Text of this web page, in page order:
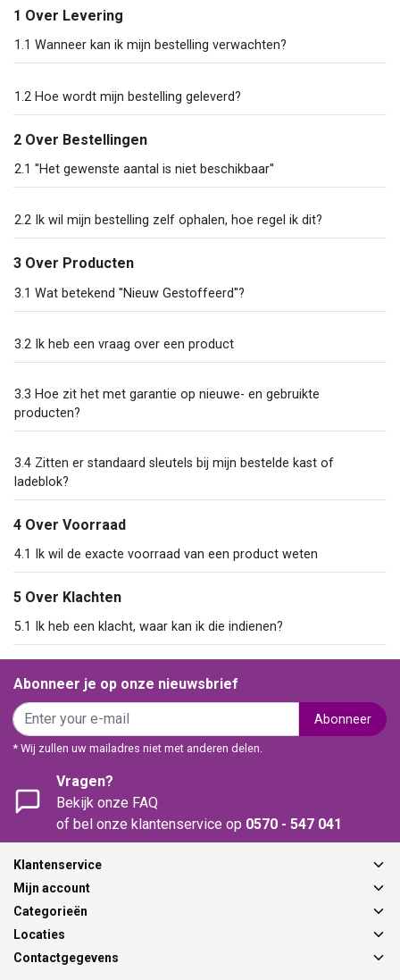
1 Over Levering
1.1 Wanneer kan ik mijn bestelling verwachten?
1.2 Hoe wordt mijn bestelling geleverd?
2 Over Bestellingen
2.1 ''Het gewenste aantal is niet beschikbaar''
2.2 Ik wil mijn bestelling zelf ophalen, hoe regel ik dit?
3 Over Producten
3.1 Wat betekend ''Nieuw Gestoffeerd''?
3.2 Ik heb een vraag over een product
3.3 Hoe zit het met garantie op nieuwe- en gebruikte
producten?
3.4 Zitten er standaard sleutels bij mijn bestelde kast of
ladeblok?
4 Over Voorraad
4.1 Ik wil de exacte voorraad van een product weten
5 Over Klachten
5.1 Ik heb een klacht, waar kan ik die indienen?
Abonneer je op onze nieuwsbrief
Abonneer
* Wij zullen uw mailadres niet met anderen delen.
Vragen?
Bekijk onze FAQ
of bel onze klantenservice op 0570 - 547 041
Klantenservice
Mijn account
Categorieën
Locaties
Contactgegevens